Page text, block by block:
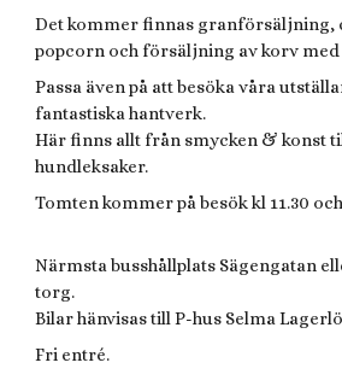
Det kommer finnas granförsäljning,
popcorn och försäljning av korv
Passa även på att besöka våra
fantastiska hantverk.
Här finns allt från smycken & konst
hundleksaker.
Tomten kommer på besök kl 11.30 och
Närmsta busshållplats Sägengatan
torg.
Bilar hänvisas till P-hus Selma
Fri entré.